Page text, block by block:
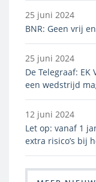
25 juni 2024
BNR: Geen vrij
25 juni 2024
De Telegraaf:
een wedstrijd
12 juni 2024
Let op: vanaf 1
extra risico’s bij